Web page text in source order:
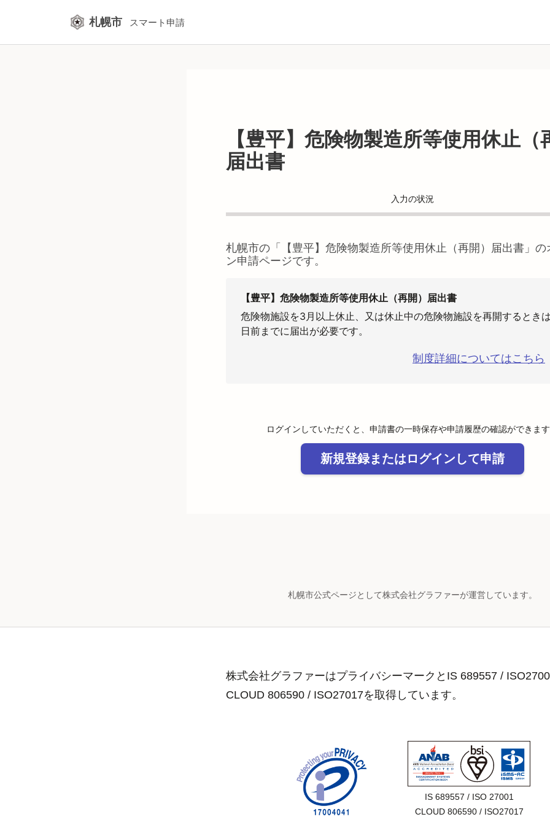
札幌市 スマート申請
【豊平】危険物製造所等使用休止（
届出書
入力の状況
札幌市の「 【豊平】危険物製造所等使用休止（再開）届出書 」
ン申請ページです。
【豊平】危険物製造所等使用休止（再開）届出書
危険物施設を3月以上休止、又は休止中の危険物施設を再開するとき
日前までに届出が必要です。
制度詳細についてはこちら
ログインしていただくと、申請書の一時保存や申請履歴の確認ができま
新規登録またはログインして申請
札幌市公式ページとして株式会社グラファーが運営しています。
株式会社グラファーはプライバシーマークとIS 689557 /
CLOUD 806590 / ISO27017を取得しています。
IS 689557 / ISO 27001
CLOUD 806590 / ISO27017